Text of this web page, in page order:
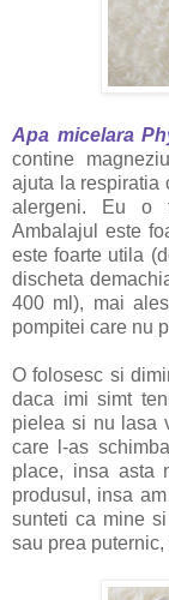
Apa micelara
contine
ajuta la respiratia
alergeni. Eu o
Ambalajul este
este foarte utila
discheta
400 ml), mai
pompitei care nu
O folosesc si
daca imi simt
pielea si nu lasa
care l-as
place, insa asta
produsul, insa
sunteti ca mine
sau prea